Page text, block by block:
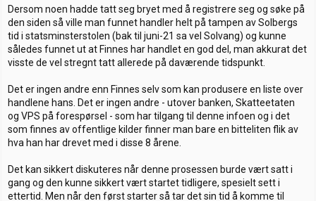
Dersom noen hadde tatt seg bryet med å registrere seg og søke på
den siden så ville man funnet handler helt på tampen av Solbergs
tid i statsminsterstolen (bak til juni-21 sa vel Solvang) og kunne
således funnet ut at Finnes har handlet en god del, man akkurat det
visste de vel stregnt tatt allerede på daværende tidspunkt.
Det er ingen andre enn Finnes selv som kan produsere en liste over
handlene hans. Det er ingen andre - utover banken, Skatteetaten
og VPS på forespørsel - som har tilgang til denne infoen og i det
som finnes av offentlige kilder finner man bare en bitteliten flik av
hva han har drevet med i disse 8 årene.
Det kan sikkert diskuteres når denne prosessen burde vært satt i
gang og den kunne sikkert vært startet tidligere, spesielt sett i
ettertid. Men når den først starter så tar det sin tid å komme til